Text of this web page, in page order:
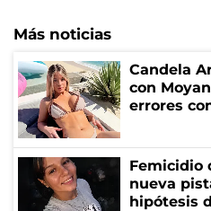
Más noticias
Candela
con
errores
Femicidio
nueva
hipótesis